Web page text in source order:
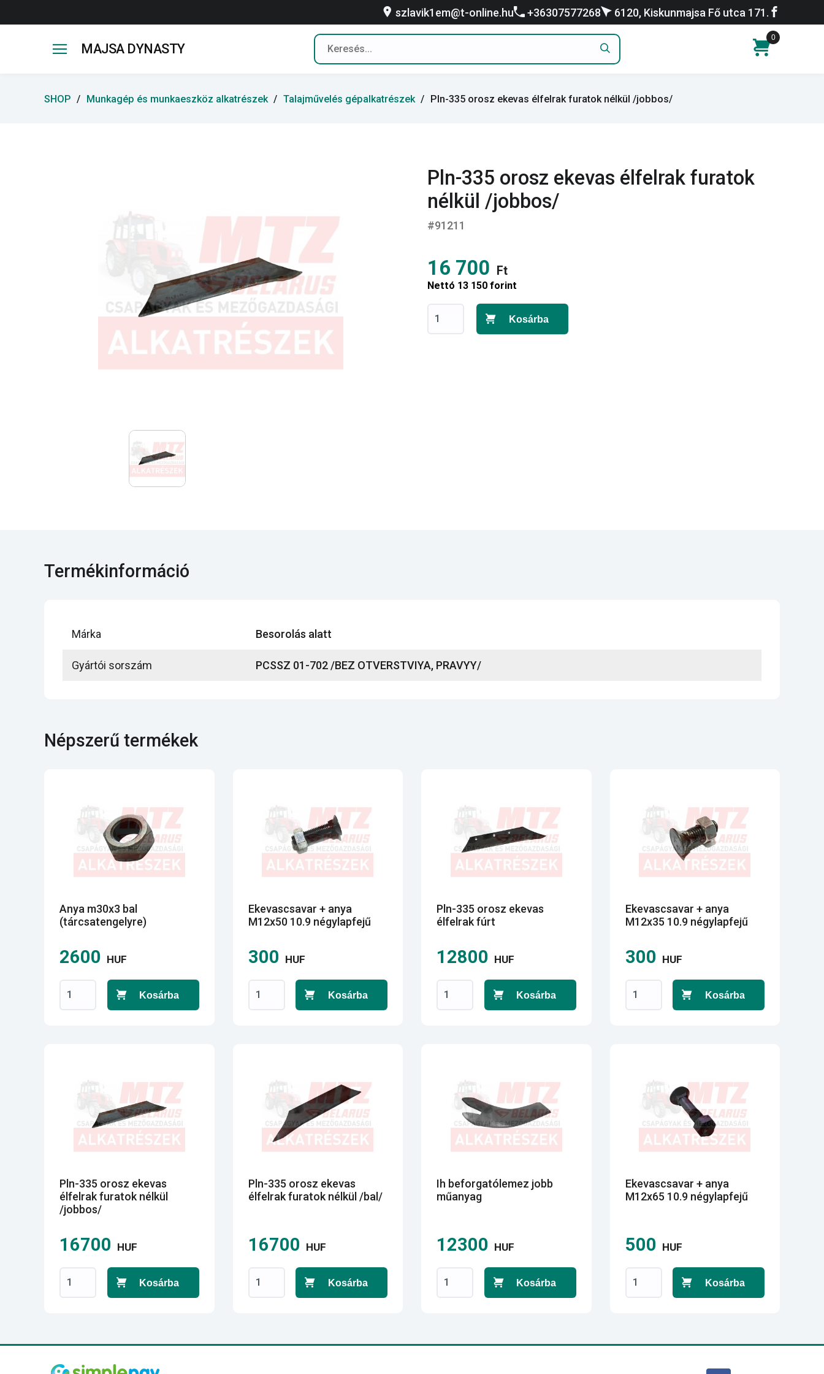
szlavik1em@t-online.hu +36307577268 6120, Kiskunmajsa Fő utca 171.
MAJSA DYNASTY
0
SHOP Munkagép és munkaeszköz alkatrészek Talajművelés gépalkatrészek Pln-335 orosz ekevas élfelrak furatok nélkül /jobbos/
Pln-335 orosz ekevas élfelrak furatok
nélkül /jobbos/
#91211
16 700 Ft
Nettó 13 150 forint
Kosárba
Termékinformáció
Márka Besorolás alatt
Gyártói sorszám PCSSZ 01-702 /BEZ OTVERSTVIYA, PRAVYY/
Népszerű termékek
Anya m30x3 bal
(tárcsatengelyre)
2600 HUF
Kosárba
Ekevascsavar + anya
M12x50 10.9 négylapfejű
300 HUF
Kosárba
Pln-335 orosz ekevas
élfelrak fúrt
12800 HUF
Kosárba
Ekevascsavar + anya
M12x35 10.9 négylapfejű
300 HUF
Kosárba
Pln-335 orosz ekevas
élfelrak furatok nélkül
/jobbos/
16700 HUF
Kosárba
Pln-335 orosz ekevas
élfelrak furatok nélkül /bal/
16700 HUF
Kosárba
Ih beforgatólemez jobb
műanyag
12300 HUF
Kosárba
Ekevascsavar + anya
M12x65 10.9 négylapfejű
500 HUF
Kosárba